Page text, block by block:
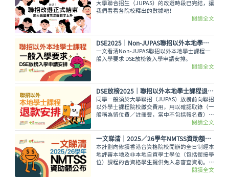
大學聯合招生（JUPAS）的改選時段已完結，讓
我們看看各院校釋出的數據吧！
閱讀全文
DSE2025│Non-JUPAS聯招以外本地學士課程一般入學要求及DSE放榜後入學申請安排
一文看清Non-JUPAS聯招以外本地學士課程一
般入學要求 DSE放榜後入學申請安排。
閱讀全文
DSE放榜2025│聯招以外本地學士課程退款安排（Non-JUPAS）
同學一般須於大學聯招（JUPAS）放榜前向聯招
以外學士課程院校繳交費用，用以確認取錄（一
般稱為留位費／註冊費，當中不包括報名費）。
各院校亦可於JUPAS放榜後，因應不同條件而向
申請人作退款安排。
閱讀全文
一文睇清｜2025／26學年NMTSS資助額公布
本計劃向修讀香港合資格院校開辦的全日制經本
地評審本地及非本地自資學士學位（包括銜接學
位）課程的合資格學生提供免入息審查資助。
2025/26學年的資助金額為每年最高$35,120。
閱讀全文